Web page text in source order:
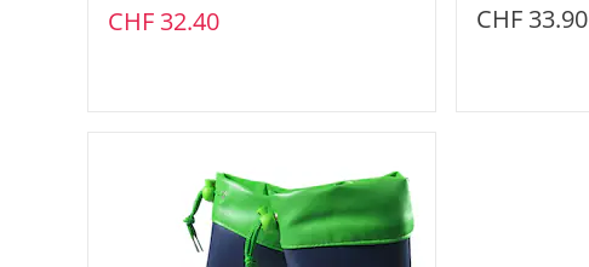
CHF 32.40 CHF 33.90